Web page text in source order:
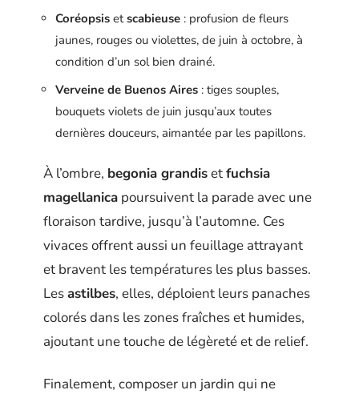
Coréopsis etscabieuse : profusion de fleurs
jaunes, rouges ou violettes, de juin à octobre, à
condition d’un sol bien drainé.
Verveine de Buenos Aires : tiges souples,
bouquets violets de juin jusqu’aux toutes
dernières douceurs, aimantée par les papillons.
À l’ombre, begonia grandisetfuchsia
magellanica poursuivent la parade avec une
floraison tardive, jusqu’à l’automne. Ces
vivaces offrent aussi un feuillage attrayant
et bravent les températures les plus basses.
Lesastilbes, elles, déploient leurs panaches
colorés dans les zones fraîches et humides,
ajoutant une touche de légèreté et de relief.
Finalement, composer un jardin qui ne